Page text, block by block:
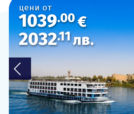
ЕКЗОТИКА
КРУИЗИ
LAST MINUTE
ПРАЗНИЦИ
ИНТЕРЕСНО
ТРАНСФЕРИ
цени от
1039.00€
2032.11лв.